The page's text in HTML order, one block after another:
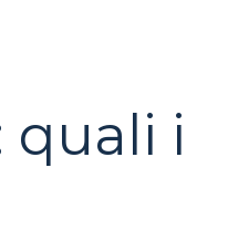
quali i